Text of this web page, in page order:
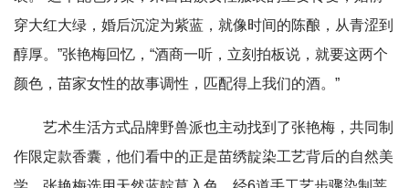
穿大红大绿，婚后沉淀为紫蓝，就像时间的陈酿，从青涩到
醇厚。”张艳梅回忆，“酒商一听，立刻拍板说，就要这两个
颜色，苗家女性的故事调性，匹配得上我们的酒。”
艺术生活方式品牌野兽派也主动找到了张艳梅，共同制
作限定款香囊，他们看中的正是苗绣靛染工艺背后的自然美